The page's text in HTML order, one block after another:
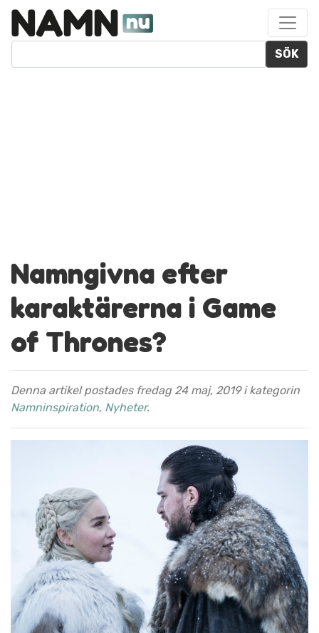
SÖK
Namngivna efter
karaktärerna i Game
of Thrones?
Denna artikel postades fredag 24 maj, 2019 i kategorin
Namninspiration, Nyheter.